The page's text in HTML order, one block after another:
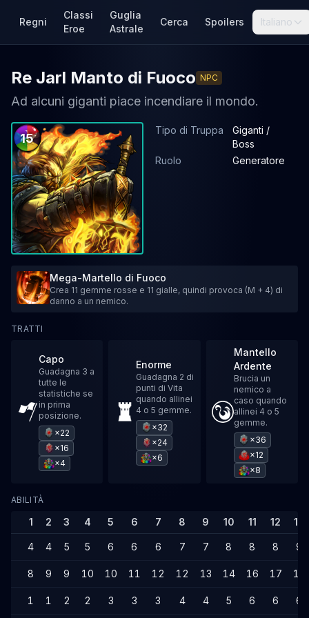
Regni
Classi
Eroe
Guglia
Astrale
Cerca Spoilers Italiano
Re Jarl Manto di Fuoco NPC
Ad alcuni giganti piace incendiare il mondo.
15
Tipo di Truppa
Giganti /
Boss
Ruolo
Generatore
Mega-Martello di Fuoco
Crea 11 gemme rosse e 11 gialle, quindi provoca (M + 4) di
danno a un nemico.
TRATTI
Capo
Guadagna 3 a
tutte le
statistiche se
in prima
posizione.
×22
×16
×4
Enorme
Guadagna 2 di
punti di Vita
quando allinei
4 o 5 gemme.
×32
×24
×6
Mantello
Ardente
Brucia un
nemico a
caso quando
allinei 4 o 5
gemme.
×36
×12
×8
ABILITÀ
1 2 3 4 5 6 7 8 9 10 11 12 13
4 4 5 5 6 6 6 7 7 8 8 8 9
8 9 9 10 10 11 12 12 13 14 16 17 19
1 1 2 2 3 3 3 4 4 5 6 6 6